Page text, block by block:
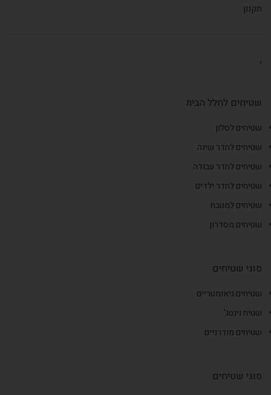
תקנון
,
שטיחים לחלל הבית
שטיחים לסלון
שטיחים לחדר שינה
שטיחים לחדר עבודה
שטיחים לחדר ילדים
שטיחים למטבח
שטיחים מסדרון
סוגי שטיחים
שטיחים גיאומטריים
שטיח וינטג'
שטיחים מודרניים
סוגי שטיחים